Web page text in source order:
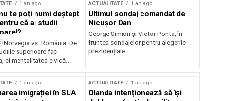
1 an ago
te poți numi deștept
că ai studii
vs. România: De
superioare fac
ci mentalitatea civică...
ACTUALITATE 1 an ago
Ultimul sondaj comandat de
Nicușor Dan
George Simion și Victor Ponta, în
fruntea sondajelor pentru alegerile
prezidențiale ...
1 an ago
imigrației în SUA
ACTUALITATE 1 an ago
Olanda intenționează să își